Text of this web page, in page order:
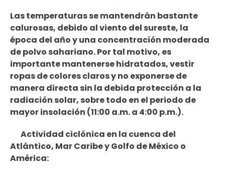
Las temperaturas se mantendrán bastante
calurosas, debido al viento del sureste, la
época del año y una concentración moderada
de polvo sahariano. Por tal motivo, es
importante mantenerse hidratados, vestir
ropas de colores claros y no exponerse de
manera directa sin la debida protección a la
radiación solar, sobre todo en el periodo de
mayor insolación (11:00 a.m. a 4:00 p.m.).
Actividad ciclónica en la cuenca del
Atlántico, Mar Caribe y Golfo de México o
América: